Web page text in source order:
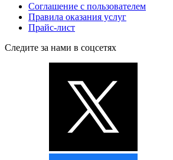
Соглашение с пользователем
Правила оказания услуг
Прайс-лист
Следите за нами в соцсетях